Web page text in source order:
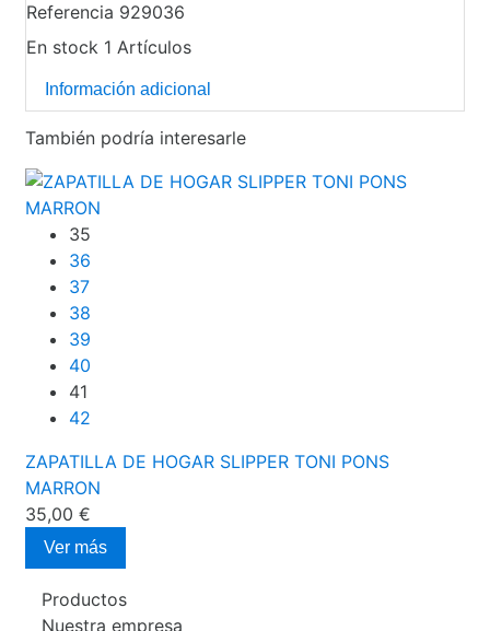
Referencia 929036
En stock 1 Artículos
Información adicional
También podría interesarle
35
36
37
38
39
40
41
42
ZAPATILLA DE HOGAR SLIPPER TONI PONS
MARRON
35,00 €
Ver más
Productos
Nuestra empresa